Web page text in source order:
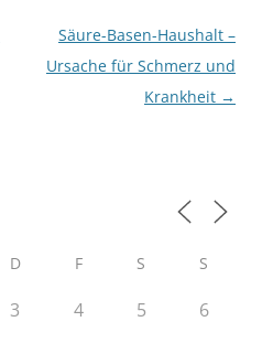
Säure-Basen-Haushalt –
Ursache für Schmerz und
Krankheit →
D F S S
3 4 5 6